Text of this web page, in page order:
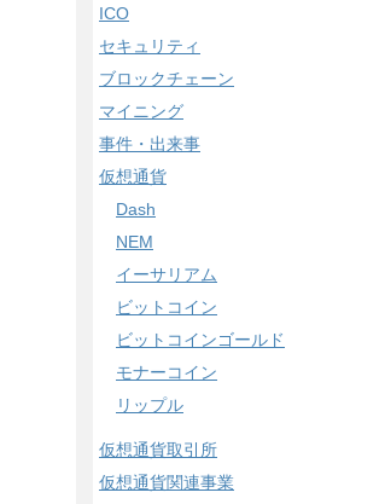
ICO
セキュリティ
ブロックチェーン
マイニング
事件・出来事
仮想通貨
Dash
NEM
イーサリアム
ビットコイン
ビットコインゴールド
モナーコイン
リップル
仮想通貨取引所
仮想通貨関連事業